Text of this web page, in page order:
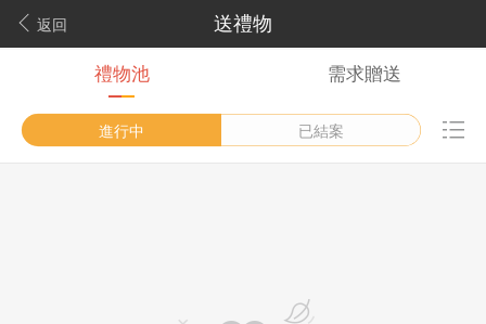
返回 送禮物
禮物池 需求贈送
進行中 已結案